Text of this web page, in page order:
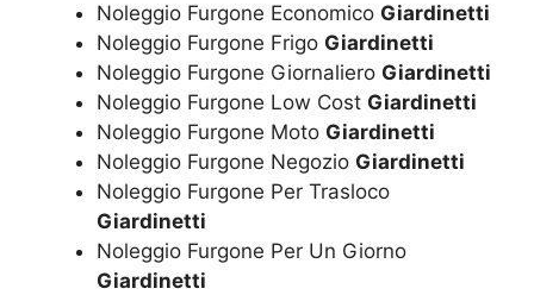
Noleggio Furgone Economico Giardinetti
Noleggio Furgone Frigo Giardinetti
Noleggio Furgone Giornaliero Giardinetti
Noleggio Furgone Low Cost Giardinetti
Noleggio Furgone Moto Giardinetti
Noleggio Furgone Negozio Giardinetti
Noleggio Furgone Per Trasloco
Giardinetti
Noleggio Furgone Per Un Giorno
Giardinetti